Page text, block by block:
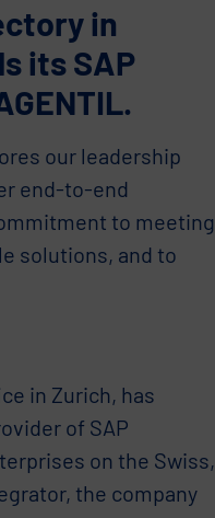
in
its SAP
our leadership
end-to-end
to meeting
solutions, and to
in Zurich, has
of SAP
on the Swiss,
the company